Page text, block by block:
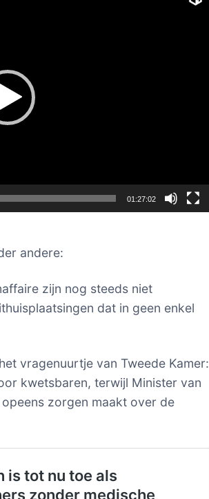
01:27:02
andere:
zijn nog steeds niet
dat in geen enkel
vragenuurtje van Tweede Kamer:
kwetsbaren, terwijl Minister van
zorgen maakt over de